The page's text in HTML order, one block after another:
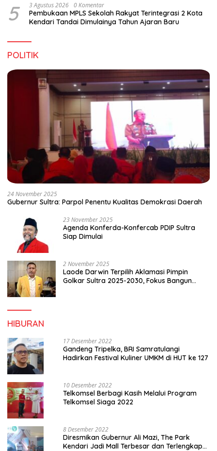
5 3 Agustus 2026 0 Komentar
Pembukaan MPLS Sekolah Rakyat Terintegrasi 2 Kota
Kendari Tandai Dimulainya Tahun Ajaran Baru
POLITIK
24 November 2025
Gubernur Sultra: Parpol Penentu Kualitas Demokrasi Daerah
23 November 2025
Agenda Konferda-Konfercab PDIP Sultra
Siap Dimulai
2 November 2025
Laode Darwin Terpilih Aklamasi Pimpin
Golkar Sultra 2025-2030, Fokus Bangun
HIBURAN
17 Desember 2022
Gandeng Tripelka, BRI Samratulangi
Hadirkan Festival Kuliner UMKM di HUT ke 127
10 Desember 2022
Telkomsel Berbagi Kasih Melalui Program
Telkomsel Siaga 2022
8 Desember 2022
Diresmikan Gubernur Ali Mazi, The Park
Kendari Jadi Mall Terbesar dan Terlengkap